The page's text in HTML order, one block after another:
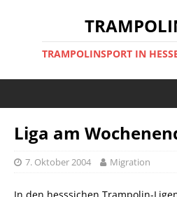
TRAMPOLINSPORT IN
Liga am
7. Oktober 2004 Migration